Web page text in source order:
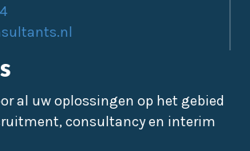
al uw oplossingen op het gebied
consultancy en interim